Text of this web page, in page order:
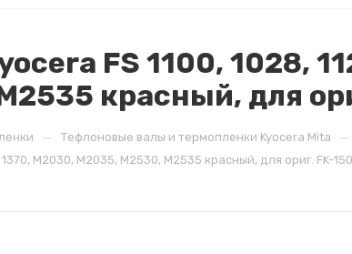
FS 1100, 1028,
красный, для
— Тефлоновые валы и термопленки Kyocera Mita —
M2030, M2035, M2530, M2535 красный, для ориг. FK-150,